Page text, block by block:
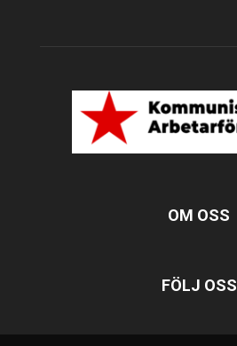
OM OSS
FÖLJ OSS